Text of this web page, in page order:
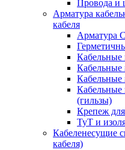
Провода и
Арматура
кабеля
Арматура
Кабельные
Кабельные
Кабельные
(гильзы)
Крепеж
ТуТ и
Кабеленесущие
кабеля)